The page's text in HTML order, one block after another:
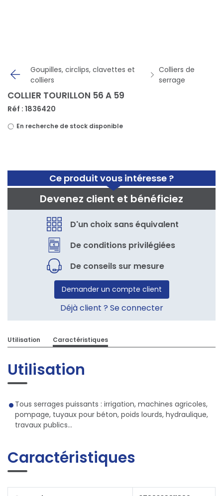
Goupilles, circlips, clavettes et
colliers
Colliers de
serrage
Ce produit vous intéresse ?
Devenez client et bénéficiez
D'un choix sans équivalent
De conditions privilégiées
De conseils sur mesure
Demander un compte client
Déjà client ? Se connecter
COLLIER TOURILLON 56 A 59
Réf : 1836420
En recherche de stock disponible
Utilisation Caractéristiques
Utilisation
Tous serrages puissants : irrigation, machines agricoles,
pompage, tuyaux pour béton, poids lourds, hydraulique,
travaux publics...
Caractéristiques